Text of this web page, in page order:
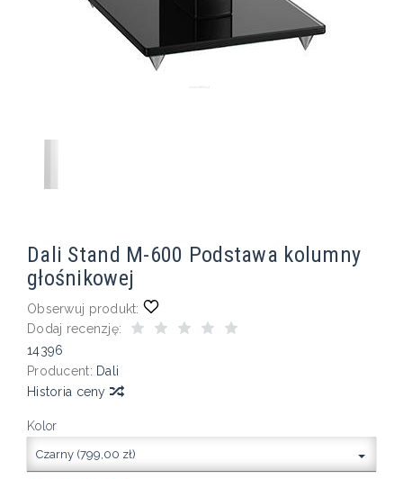
Dali Stand M-600 Podstawa kolumny
głośnikowej
Obserwuj produkt:
Dodaj recenzję:
14396
Producent: Dali
Historia ceny
Kolor
Czarny (799,00 zł)